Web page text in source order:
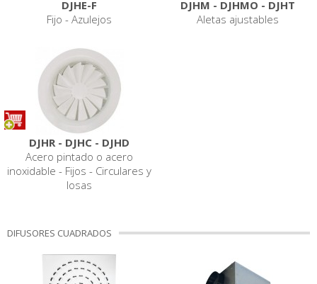
DJHE-F
Fijo - Azulejos
DJHM - DJHMO - DJHT
Aletas ajustables
DJHR - DJHC - DJHD
Acero pintado o acero
inoxidable - Fijos - Circulares y
losas
DIFUSORES CUADRADOS